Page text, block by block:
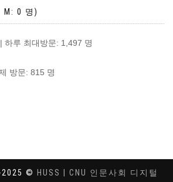
M: 0 명)
하루 최대방문: 1,497 명
방문: 815 명
2025 ©
HUSS | CNU 인문사회 디지털